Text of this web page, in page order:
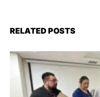
RELATED POSTS